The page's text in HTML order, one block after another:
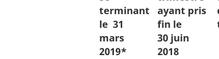
terminant
le 31
mars
2019*
ayant pris
fin le
30 juin
2018